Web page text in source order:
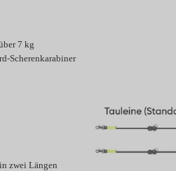
7 kg
Scherenkarabiner
zwei Längen